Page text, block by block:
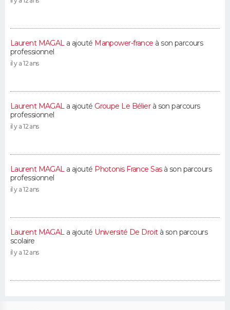
Laurent MAGALa ajouté Manpower-france à son parcours
professionnel
il y a 12 ans
Laurent MAGALa ajouté Groupe Le Bélierà son parcours
professionnel
il y a 12 ans
Laurent MAGALa ajouté Photonis France Sasà son parcours
professionnel
il y a 12 ans
Laurent MAGALa ajouté Université De Droità son parcours
scolaire
il y a 12 ans